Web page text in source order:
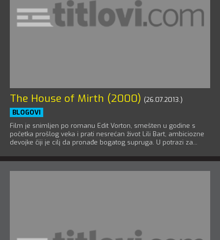
The House of Mirth (2000) (26.07.2013.)
BLOGOVI
Film je snimljen po romanu Edit Vorton, smešten u godine s
početka prošlog veka i prati nesrećan život Lili Bart, ambiciozne
devojke čiji je cilj da pronađe bogatog supruga. U potrazi za...